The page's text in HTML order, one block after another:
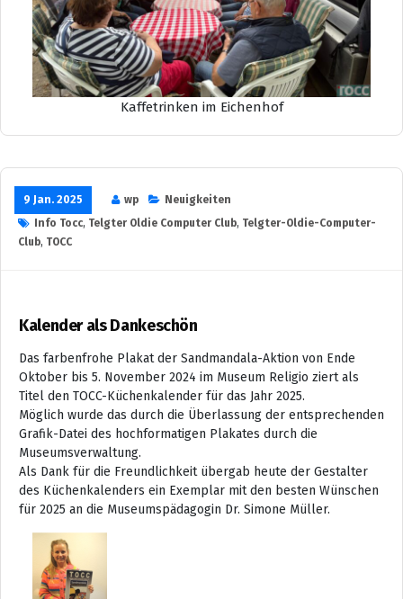
Kaffetrinken im Eichenhof
9 Jan. 2025 wp
Neuigkeiten
Info Tocc, Telgter Oldie Computer Club, Telgter-Oldie-Computer-
Club, TOCC
Kalender als Dankeschön
Das farbenfrohe Plakat der Sandmandala-Aktion von Ende
Oktober bis 5. November 2024 im Museum Religio ziert als
Titel den TOCC-Küchenkalender für das Jahr 2025.
Möglich wurde das durch die Überlassung der entsprechenden
Grafik-Datei des hochformatigen Plakates durch die
Museumsverwaltung.
Als Dank für die Freundlichkeit übergab heute der Gestalter
des Küchenkalenders ein Exemplar mit den besten Wünschen
für 2025 an die Museumspädagogin Dr. Simone Müller.